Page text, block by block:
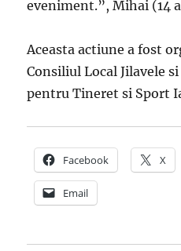
eveniment.”, Mihai (14
Aceasta actiune a fost
Consiliul Local Jilavele
pentru Tineret si Sport
Facebook X
Email